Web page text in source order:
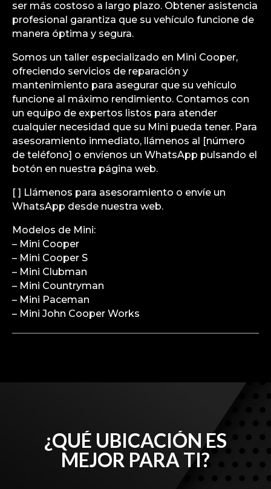
ser más costoso a largo plazo. Obtener asistencia
profesional garantiza que su vehículo funcione de
manera óptima y segura.
Somos un taller especializado en Mini Cooper,
ofreciendo servicios de reparación y
mantenimiento para asegurar que su vehículo
funcione al máximo rendimiento. Contamos con
un equipo de expertos listos para atender
cualquier necesidad que su Mini pueda tener. Para
asesoramiento inmediato, llámenos al [número
de teléfono] o envíenos un WhatsApp pulsando el
botón en nuestra página web.
[ ] Llámenos para asesoramiento o envíe un
WhatsApp desde nuestra web.
Modelos de Mini:
– Mini Cooper
– Mini Cooper S
– Mini Clubman
– Mini Countryman
– Mini Paceman
– Mini John Cooper Works
¿QUÉ UBICACIÓN ES
MEJOR PARA TI?